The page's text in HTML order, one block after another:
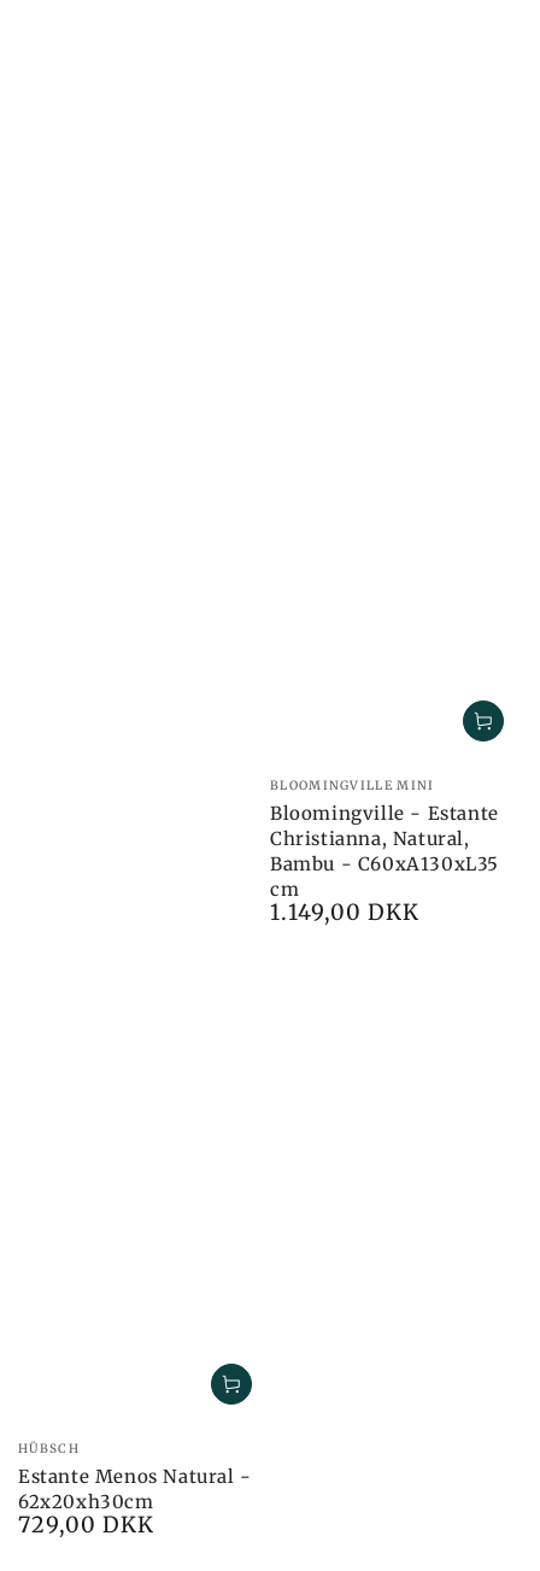
Marca:
HÜBSCH
Estante Menos Natural -
62x20xh30cm
Preço
729,00 DKK
Marca:
BLOOMINGVILLE MINI
Bloomingville - Estante
Christianna, Natural,
Bambu - C60xA130xL35
cm
Preço
1.149,00 DKK